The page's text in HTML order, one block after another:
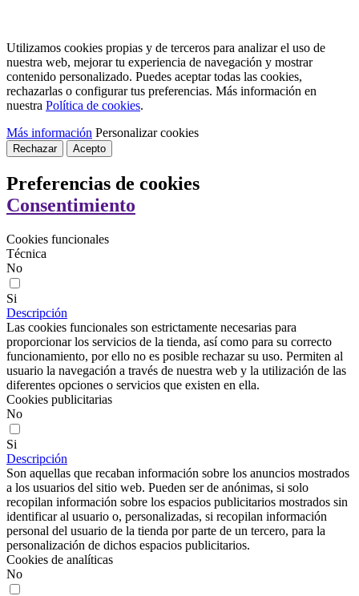
Utilizamos cookies propias y de terceros para analizar el uso de
nuestra web, mejorar tu experiencia de navegación y mostrar
contenido personalizado. Puedes aceptar todas las cookies,
rechazarlas o configurar tus preferencias. Más información en
nuestra Política de cookies.
Más información Personalizar cookies
Rechazar Acepto
Preferencias de cookies
Consentimiento
Cookies funcionales
Técnica
No
Si
Descripción
Las cookies funcionales son estrictamente necesarias para
proporcionar los servicios de la tienda, así como para su correcto
funcionamiento, por ello no es posible rechazar su uso. Permiten al
usuario la navegación a través de nuestra web y la utilización de las
diferentes opciones o servicios que existen en ella.
Cookies publicitarias
No
Si
Descripción
Son aquellas que recaban información sobre los anuncios mostrados
a los usuarios del sitio web. Pueden ser de anónimas, si solo
recopilan información sobre los espacios publicitarios mostrados sin
identificar al usuario o, personalizadas, si recopilan información
personal del usuario de la tienda por parte de un tercero, para la
personalización de dichos espacios publicitarios.
Cookies de analíticas
No